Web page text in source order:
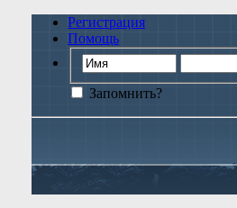
Регистрация
Помощь
Запомнить?